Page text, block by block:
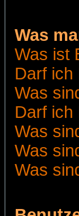
Was
Was ist
Darf ich
Was
Darf ich
Was
Was
Was